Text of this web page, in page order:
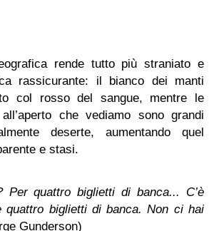
rende tutto più straniato e
rassicurante: il bianco dei manti
col rosso del sangue, mentre le
che vediamo sono grandi
deserte, aumentando quel
e stasi.
Per quattro biglietti di banca... C’è
quattro biglietti di banca. Non ci hai
Gunderson)